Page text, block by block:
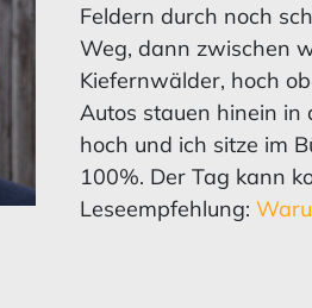
Feldern durch noch
Weg, dann zwischen
Kiefernwälder, hoch
Autos stauen hinein in
hoch und ich sitze im
100%. Der Tag kann
Leseempfehlung: